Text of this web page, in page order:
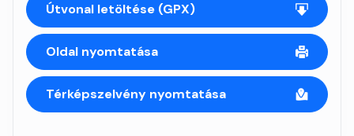
Útvonal letöltése (GPX)
Oldal nyomtatása
Térképszelvény nyomtatása